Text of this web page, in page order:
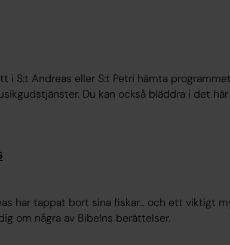
i S:t Andreas eller S:t Petri hämta
Du kan också bläddra i det
har tappat bort sina fiskar... och ett viktigt
om några av Bibelns berättelser.